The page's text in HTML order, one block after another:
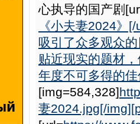
心执导的国产剧
《小夫妻2024》
吸引了众多观众
贴近现实的题材
年度不可多得的
[img=584,328]
妻2024.jpg[/